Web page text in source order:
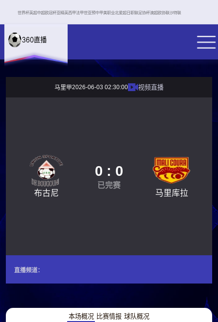
世界杯英超中超欧冠杯亚精英西甲法甲世亚预中甲美职业北爱超日职联足协杯澳超欧协联沙特联
马里甲2026-06-03 02:30:00 视频直播
布古尼
0 : 0
已完赛
马里库拉
直播频道：
本场概况 比赛情报 球队概况